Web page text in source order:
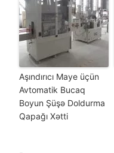
Aşındırıcı Maye üçün
Avtomatik Bucaq
Boyun Şüşə Doldurma
Qapağı Xətti